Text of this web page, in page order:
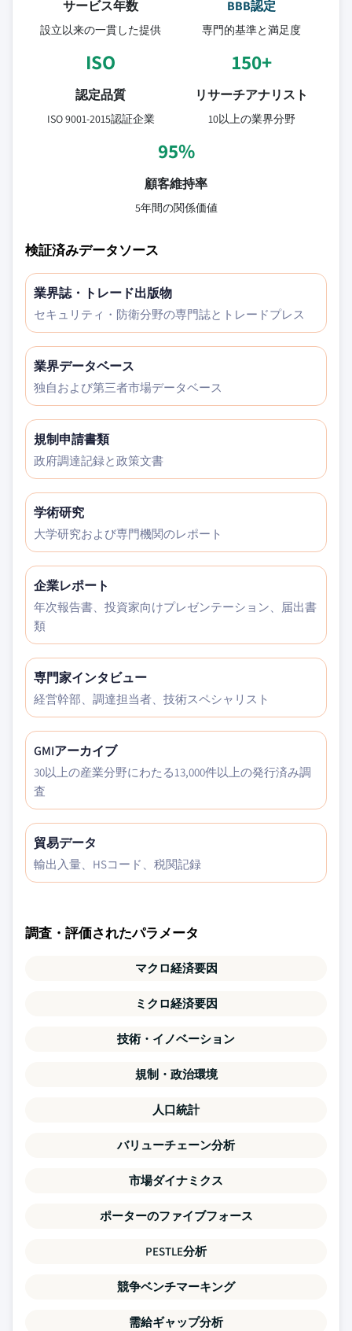
サービス年数
設立以来の一貫した提供
BBB認定
専門的基準と満足度
ISO
認定品質
ISO 9001-2015認証企業
150+
リサーチアナリスト
10以上の業界分野
95%
顧客維持率
5年間の関係価値
検証済みデータソース
業界誌・トレード出版物
セキュリティ・防衛分野の専門誌とトレードプレス
業界データベース
独自および第三者市場データベース
規制申請書類
政府調達記録と政策文書
学術研究
大学研究および専門機関のレポート
企業レポート
年次報告書、投資家向けプレゼンテーション、届出書
類
専門家インタビュー
経営幹部、調達担当者、技術スペシャリスト
GMIアーカイブ
30以上の産業分野にわたる13,000件以上の発行済み調
査
貿易データ
輸出入量、HSコード、税関記録
調査・評価されたパラメータ
マクロ経済要因
ミクロ経済要因
技術・イノベーション
規制・政治環境
人口統計
バリューチェーン分析
市場ダイナミクス
ポーターのファイブフォース
PESTLE分析
競争ベンチマーキング
需給ギャップ分析